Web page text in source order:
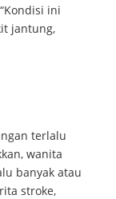
ini
jantung,
terlalu
wanita
banyak atau
stroke,